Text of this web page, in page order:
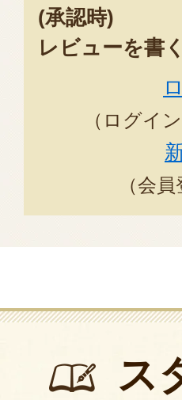
(承認時)
レビューを書
（ログイ
（会
ス